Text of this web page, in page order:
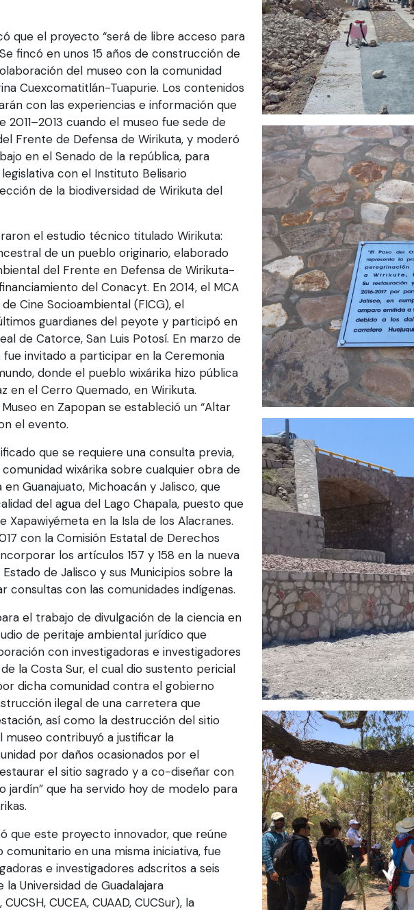
que el proyecto “será de libre acceso para
fincó en unos 15 años de construcción de
del museo con la comunidad
Cuexcomatitlán-Tuapurie. Los contenidos
con las experiencias e información que
2011–2013 cuando el museo fue sede de
Frente de Defensa de Wirikuta, y moderó
en el Senado de la república, para
con el Instituto Belisario
de la biodiversidad de Wirikuta del
el estudio técnico titulado Wirikuta:
de un pueblo originario, elaborado
del Frente en Defensa de Wirikuta-
del Conacyt. En 2014, el MCA
Cine Socioambiental (FICG), el
guardianes del peyote y participó en
de Catorce, San Luis Potosí. En marzo de
fue invitado a participar en la Ceremonia
donde el pueblo wixárika hizo pública
en el Cerro Quemado, en Wirikuta.
en Zapopan se estableció un “Altar
el evento.
que se requiere una consulta previa,
wixárika sobre cualquier obra de
Guanajuato, Michoacán y Jalisco, que
del agua del Lago Chapala, puesto que
Xapawiyémeta en la Isla de los Alacranes.
con la Comisión Estatal de Derechos
los artículos 157 y 158 en la nueva
de Jalisco y sus Municipios sobre la
consultas con las comunidades indígenas.
el trabajo de divulgación de la ciencia en
de peritaje ambiental jurídico que
con investigadoras e investigadores
la Costa Sur, el cual dio sustento pericial
dicha comunidad contra el gobierno
ilegal de una carretera que
así como la destrucción del sitio
museo contribuyó a justificar la
por daños ocasionados por el
el sitio sagrado y a co-diseñar con
jardín” que ha servido hoy de modelo para
que este proyecto innovador, que reúne
en una misma iniciativa, fue
e investigadores adscritos a seis
Universidad de Guadalajara
CUCEA, CUAAD, CUCSur), la